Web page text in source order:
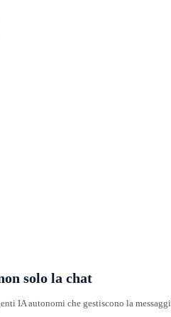
solo la chat
IA autonomi che gestiscono la